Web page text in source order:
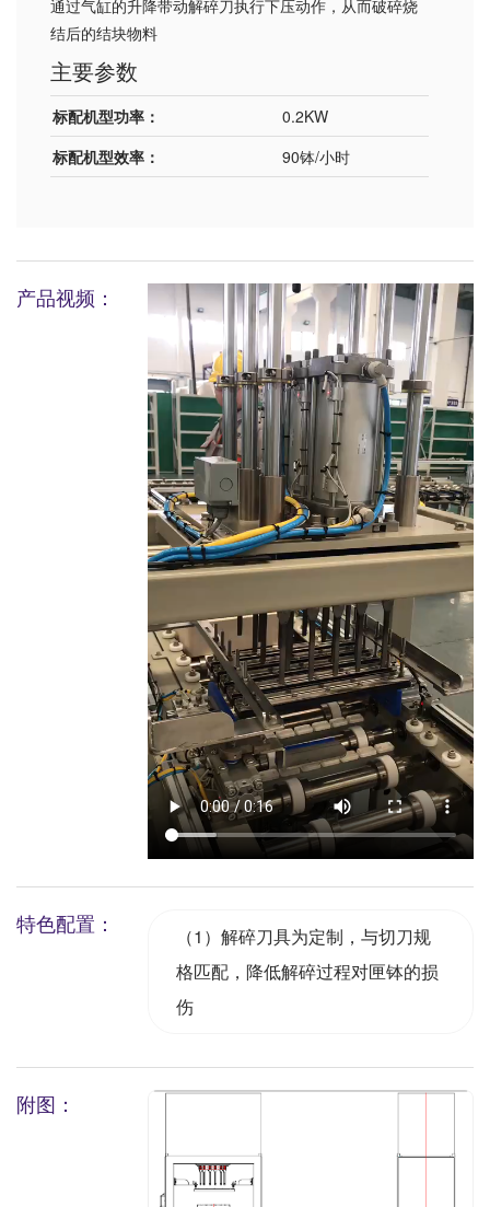
通过气缸的升降带动解碎刀执行下压动作，从而破碎烧
结后的结块物料
主要参数
标配机型功率：
0.2KW
标配机型效率：
90钵/小时
产品视频：
特色配置：
（1）解碎刀具为定制，与切刀规
格匹配，降低解碎过程对匣钵的损
伤
附图：